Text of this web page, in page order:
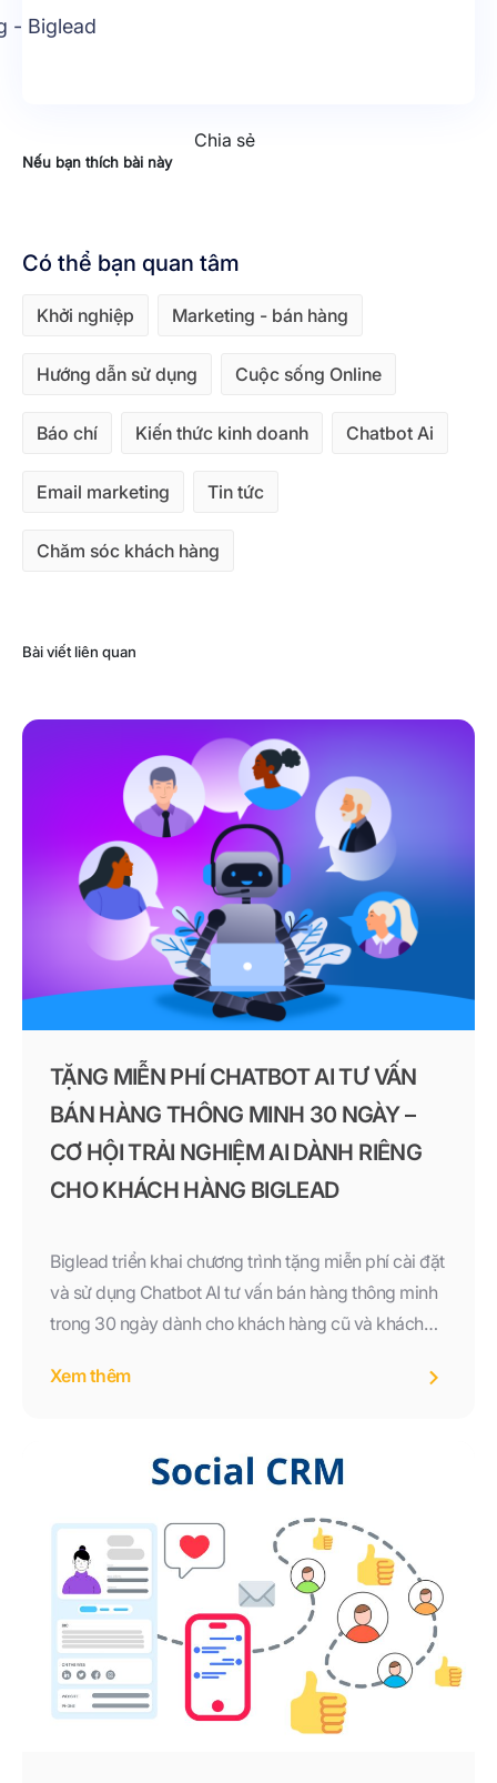
- Biglead
Nếu bạn thích bài này
Chia sẻ
Có thể bạn quan tâm
Khởi nghiệp Marketing - bán hàng
Hướng dẫn sử dụng Cuộc sống Online
Báo chí Kiến thức kinh doanh Chatbot Ai
Email marketing Tin tức
Chăm sóc khách hàng
Bài viết liên quan
TẶNG MIỄN PHÍ CHATBOT AI TƯ VẤN
BÁN HÀNG THÔNG MINH 30 NGÀY –
CƠ HỘI TRẢI NGHIỆM AI DÀNH RIÊNG
CHO KHÁCH HÀNG BIGLEAD
Biglead triển khai chương trình tặng miễn phí cài đặt
và sử dụng Chatbot AI tư vấn bán hàng thông minh
trong 30 ngày dành cho khách hàng cũ và khách
trước ngày 31/08 để trải nghiệm giải pháp AI hỗ trợ
Xem thêm